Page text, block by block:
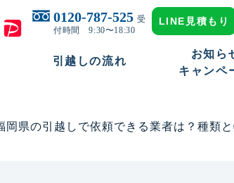
0120-787-525 受
付時間 9:30〜18:30
LINE見積もり
引越しの流れ
お知ら
キャンペ
岡県の引越しで依頼できる業者は？種類